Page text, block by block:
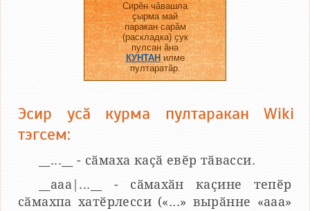
Сирӗн чӑвашла
ҫырма май
паракан сарӑм
(раскладка) ҫук
пулсан ӑна
КУНТАНилме
пултаратӑр.
Эсир усӑ курма пултаракан Wiki
тэгсем:
__...__ - сӑмаха каҫӑ евӗр тӑвасси.
__aaa|...__ - сӑмахӑн каҫине тепӗр
сӑмахпа хатӗрлесси («...» вырӑнне «ааа»